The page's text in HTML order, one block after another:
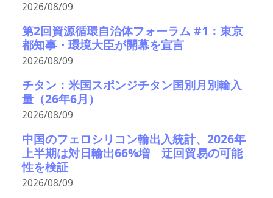
2026/08/09
第2回資源循環自治体フォーラム #1：東京
都知事・環境大臣が開幕を宣言
2026/08/09
チタン：米国スポンジチタン国別月別輸入
量（26年6月）
2026/08/09
中国のフェロシリコン輸出入統計、2026年
上半期は対日輸出66%増 迂回貿易の可能
性を検証
2026/08/09